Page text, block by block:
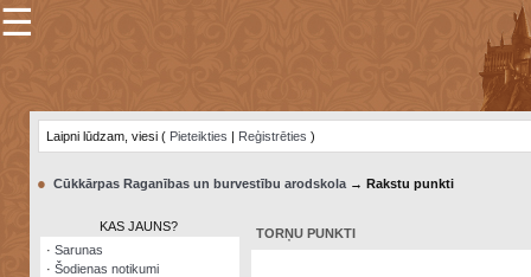
×
Šodienas
notikumi
☰
Laipni lūdzam, viesi ( Pieteikties | Reģistrēties )
● Cūkkārpas Raganības un burvestību arodskola → Rakstu punkti
KAS JAUNS?
·Sarunas
·Šodienas notikumi
TORŅU PUNKTI